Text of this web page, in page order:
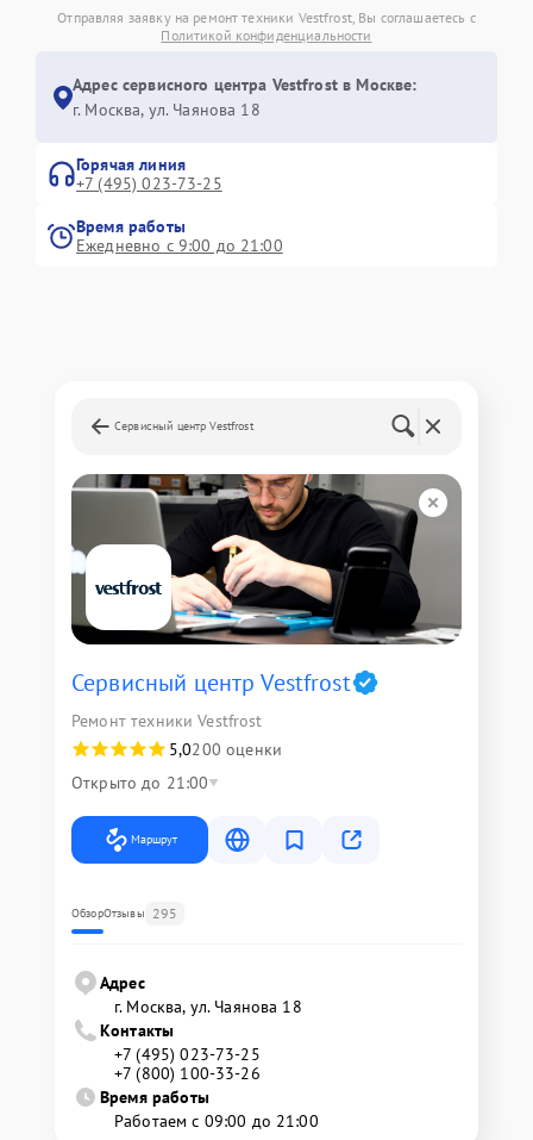
Отправляя заявку на ремонт техники Vestfrost, Вы соглашаетесь с
Политикой конфиденциальности
Адрес сервисного центра Vestfrost в Москве:
г. Москва, ул. Чаянова 18
Горячая линия
+7 (495) 023-73-25
Время работы
Ежедневно с 9:00 до 21:00
Сервисный центр Vestfrost
Сервисный центр Vestfrost
Ремонт техники Vestfrost
5,0200 оценки
Открыто до 21:00
Маршрут
ОбзорОтзывы 295
Адрес
г. Москва, ул. Чаянова 18
Контакты
+7 (495) 023-73-25
+7 (800) 100-33-26
Время работы
Работаем с 09:00 до 21:00